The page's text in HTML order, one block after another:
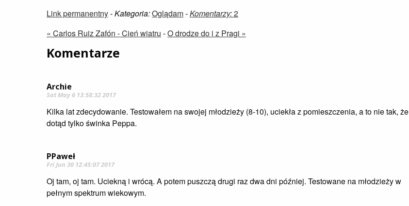
Link permanentny-Kategoria:Oglądam-Komentarzy:2
« Carlos Ruiz Zafón - Cień wiatru -O drodze do i z Pragi »
Komentarze
Archie
Sat May 6 13:58:32 2017
Kilka lat zdecydowanie. Testowałem na swojej młodzieży (8-10), uciekła z pomieszczenia, a to nie tak, że
dotąd tylko świnka Peppa.
PPaweł
Fri Jun 30 12:45:07 2017
Oj tam, oj tam. Uciekną i wrócą. A potem puszczą drugi raz dwa dni później. Testowane na młodzieży w
pełnym spektrum wiekowym.